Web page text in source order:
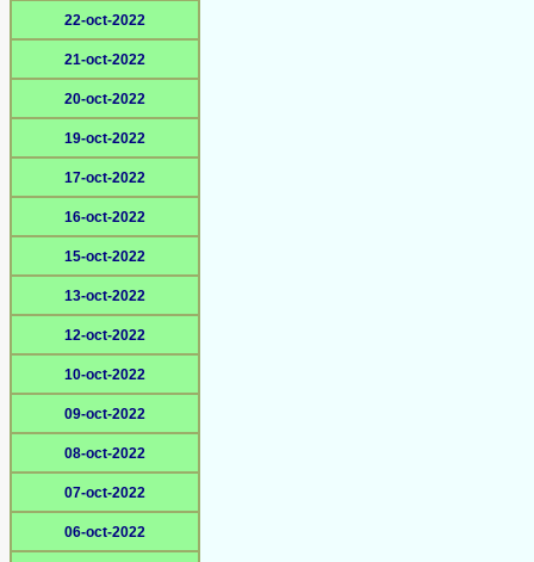
22-oct-2022
21-oct-2022
20-oct-2022
19-oct-2022
17-oct-2022
16-oct-2022
15-oct-2022
13-oct-2022
12-oct-2022
10-oct-2022
09-oct-2022
08-oct-2022
07-oct-2022
06-oct-2022